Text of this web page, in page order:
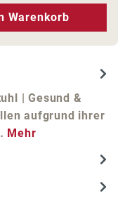
Warenkorb
| Gesund &
aufgrund ihrer
Mehr